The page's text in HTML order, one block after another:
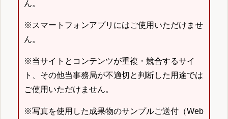
ん。
※スマートフォンアプリにはご使用いただけませ
ん。
※当サイトとコンテンツが重複・競合するサイ
ト、その他当事務局が不適切と判断した用途では
ご使用いただけません。
※写真を使用した成果物のサンプルご送付（Web